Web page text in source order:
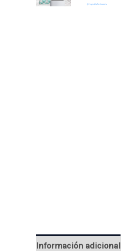
Información adicional